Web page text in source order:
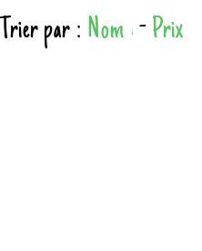
Trier par : Nom - Prix